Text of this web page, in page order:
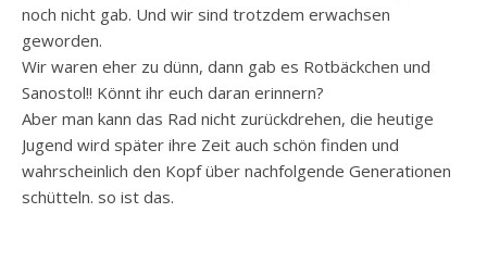
noch nicht gab. Und wir sind trotzdem erwachsen
geworden.
Wir waren eher zu dünn, dann gab es Rotbäckchen und
Sanostol!! Könnt ihr euch daran erinnern?
Aber man kann das Rad nicht zurückdrehen, die heutige
Jugend wird später ihre Zeit auch schön finden und
wahrscheinlich den Kopf über nachfolgende Generationen
schütteln. so ist das.